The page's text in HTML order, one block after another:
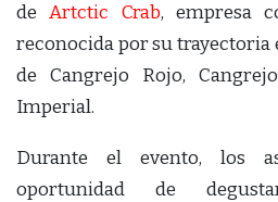
deArtctic Crab, empresa
reconocida por su
de Cangrejo Rojo,
Imperial.
Durante el evento, los
oportunidad de